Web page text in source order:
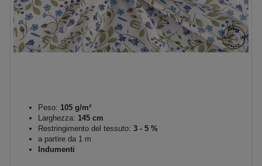
Peso: 105 g/m²
Larghezza: 145 cm
Restringimento del tessuto: 3 - 5 %
a partire da 1 m
Indumenti